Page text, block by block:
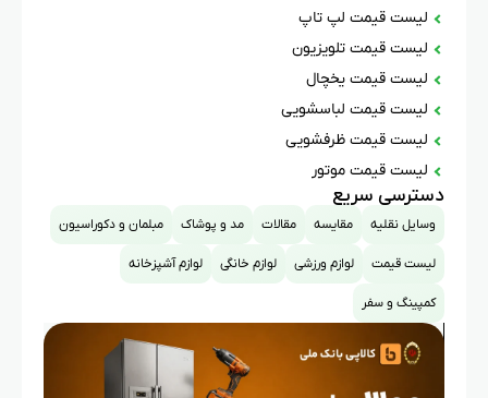
لیست قیمت لپ تاپ
لیست قیمت تلویزیون
لیست قیمت یخچال
لیست قیمت لباسشویی
لیست قیمت ظرفشویی
لیست قیمت موتور
دسترسی سریع
وسایل نقلیه مقایسه مقالات مد و پوشاک مبلمان و دکوراسیون
لیست قیمت لوازم ورزشی لوازم خانگی لوازم آشپزخانه
کمپینگ و سفر